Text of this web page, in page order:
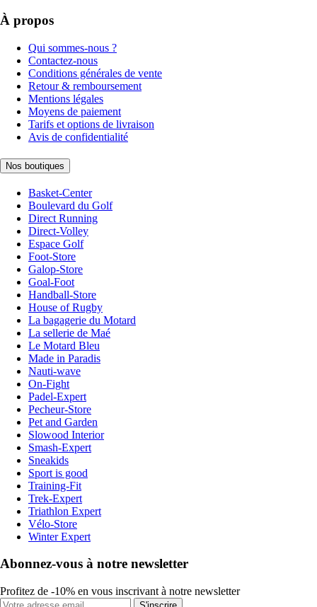
À propos
Qui sommes-nous ?
Contactez-nous
Conditions générales de vente
Retour & remboursement
Mentions légales
Moyens de paiement
Tarifs et options de livraison
Avis de confidentialité
Nos boutiques
Basket-Center
Boulevard du Golf
Direct Running
Direct-Volley
Espace Golf
Foot-Store
Galop-Store
Goal-Foot
Handball-Store
House of Rugby
La bagagerie du Motard
La sellerie de Maé
Le Motard Bleu
Made in Paradis
Nauti-wave
On-Fight
Padel-Expert
Pecheur-Store
Pet and Garden
Slowood Interior
Smash-Expert
Sneakids
Sport is good
Training-Fit
Trek-Expert
Triathlon Expert
Vélo-Store
Winter Expert
Abonnez-vous à notre newsletter
Profitez de -10% en vous inscrivant à notre newsletter